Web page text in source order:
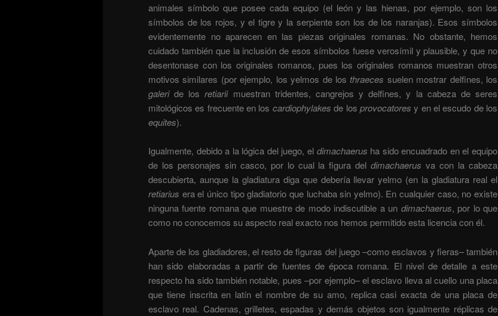
animales símbolo que posee cada equipo (el león y las hienas, por ejemplo, son los
símbolos de los rojos, y el tigre y la serpiente son los de los naranjas). Esos símbolos
evidentemente no aparecen en las piezas originales romanas. No obstante, hemos
cuidado también que la inclusión de esos símbolos fuese verosímil y plausible, y que no
desentonase con los originales romanos, pues los originales romanos muestran otros
motivos similares (por ejemplo, los yelmos de losthraeces suelen mostrar delfines, los
galeride losretiariimuestran tridentes, cangrejos y delfines, y la cabeza de seres
mitológicos es frecuente en los cardiophylakes de los provocatores y en el escudo de los
equites).
Igualmente, debido a la lógica del juego, el dimachaerus ha sido encuadrado en el equipo
de los personajes sin casco, por lo cual la figura deldimachaerus va con la cabeza
descubierta, aunque la gladiatura diga que debería llevar yelmo (en la gladiatura real el
retiarius era el único tipo gladiatorio que luchaba sin yelmo). En cualquier caso, no existe
ninguna fuente romana que muestre de modo indiscutible a un dimachaerus, por lo que
como no conocemos su aspecto real exacto nos hemos permitido esta licencia con él.
Aparte de los gladiadores, el resto de figuras del juego –como esclavos y fieras– también
han sido elaboradas a partir de fuentes de época romana. El nivel de detalle a este
respecto ha sido también notable, pues –por ejemplo– el esclavo lleva al cuello una placa
que tiene inscrita en latín el nombre de su amo, replica casi exacta de una placa de
esclavo real. Cadenas, grilletes, espadas y demás objetos son igualmente réplicas de